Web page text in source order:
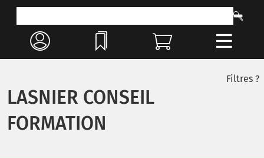
LASNIER CONSEIL
FORMATION
Filtres ?